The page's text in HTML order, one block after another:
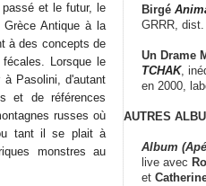
et le futur, le
Antique à la
à des concepts de
Lorsque le
Pasolini, d'autant
et de références
russes où
tant il se plait à
monstres au
Birgé
GRRR,
Un Drame
TCHAK,
en 2000,
AUTRES
Album
live avec
et